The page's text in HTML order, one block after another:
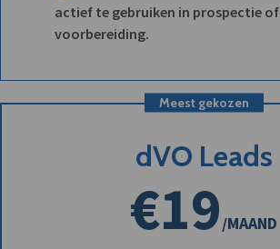
actief te gebruiken in prospectie of
voorbereiding.
Meest gekozen
dVO Leads
€19/MAAND